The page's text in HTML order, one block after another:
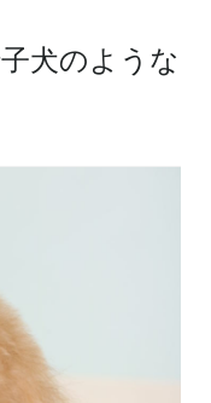
犬のような